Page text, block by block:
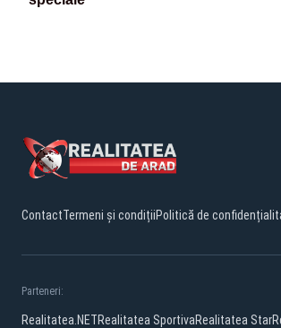
ContactTermeni și condițiiPolitică de
Parteneri:
Realitatea.NETRealitatea SportivaRealitatea Star